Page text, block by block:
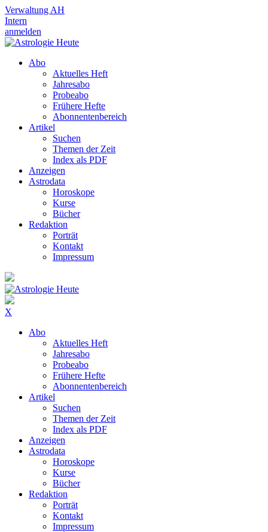
Verwaltung AH
Intern
anmelden
Abo
Aktuelles Heft
Jahresabo
Probeabo
Frühere Hefte
Abonnentenbereich
Artikel
Suchen
Themen der Zeit
Index als PDF
Anzeigen
Astrodata
Horoskope
Kurse
Bücher
Redaktion
Porträt
Kontakt
Impressum
X
Abo
Aktuelles Heft
Jahresabo
Probeabo
Frühere Hefte
Abonnentenbereich
Artikel
Suchen
Themen der Zeit
Index als PDF
Anzeigen
Astrodata
Horoskope
Kurse
Bücher
Redaktion
Porträt
Kontakt
Impressum